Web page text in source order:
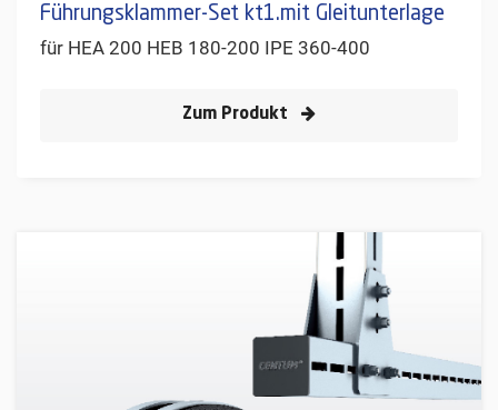
Führungsklammer-Set kt1.mit Gleitunterlage
für HEA 200 HEB 180-200 IPE 360-400
Zum Produkt